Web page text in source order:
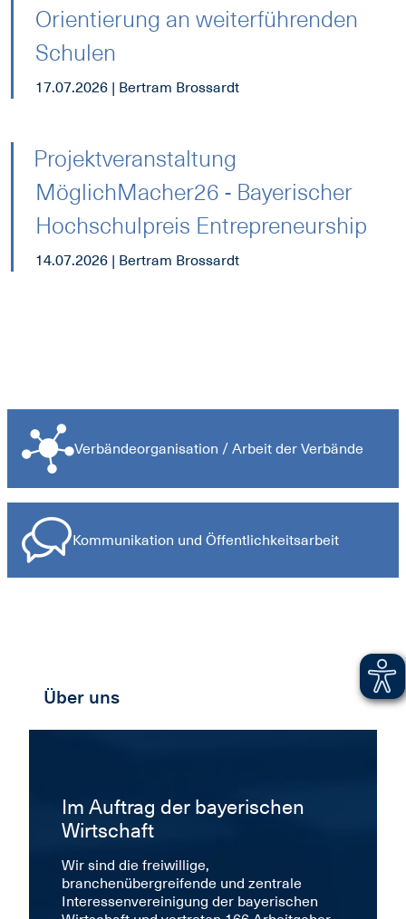
Orientierung an weiterführenden
Schulen
17.07.2026 | Bertram Brossardt
Projektveranstaltung
MöglichMacher26 - Bayerischer
Hochschulpreis Entrepreneurship
14.07.2026 | Bertram Brossardt
Verbändeorganisation / Arbeit der Verbände
Kommunikation und Öffentlichkeitsarbeit
Über uns
Im Auftrag der bayerischen
Wirtschaft
Wir sind die freiwillige,
branchenübergreifende und zentrale
Interessenvereinigung der bayerischen